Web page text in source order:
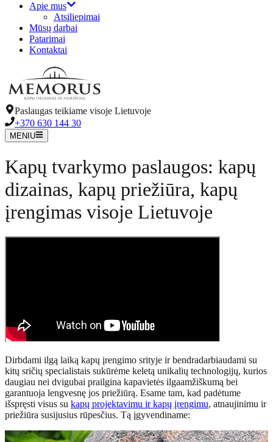
Apie mus
Atsiliepimai
Mūsų darbai
Patarimai
Kontaktai
Paslaugas teikiame visoje Lietuvoje
+370 630 144 30
MENIU
Kapų tvarkymo paslaugos: kapų
dizainas, kapų priežiūra, kapų
įrengimas visoje Lietuvoje
Dirbdami ilgą laiką kapų įrengimo srityje ir bendradarbiaudami su
kitų sričių specialistais sukūrėme keletą unikalių technologijų, kurios
daugiau nei dvigubai prailgina kapavietės ilgaamžiškumą bei
garantuoja lengvesnę jos priežiūrą. Esame tam, kad padėtume
išspręsti visus su kapų projektavimu ir kapų įrengimu, atnaujinimu ir
priežiūra susijusius rūpesčius. Tą įgyvendiname: